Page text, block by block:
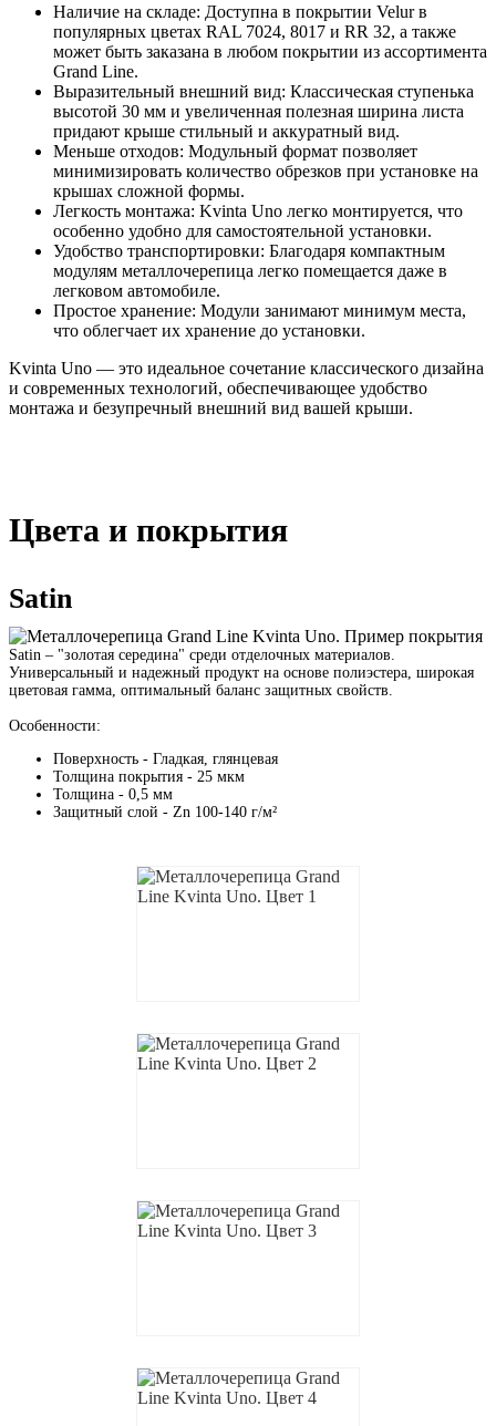
Наличие на складе: Доступна в покрытии Velur в
популярных цветах RAL 7024, 8017 и RR 32, а также
может быть заказана в любом покрытии из ассортимента
Grand Line.
Выразительный внешний вид: Классическая ступенька
высотой 30 мм и увеличенная полезная ширина листа
придают крыше стильный и аккуратный вид.
Меньше отходов: Модульный формат позволяет
минимизировать количество обрезков при установке на
крышах сложной формы.
Легкость монтажа: Kvinta Uno легко монтируется, что
особенно удобно для самостоятельной установки.
Удобство транспортировки: Благодаря компактным
модулям металлочерепица легко помещается даже в
легковом автомобиле.
Простое хранение: Модули занимают минимум места,
что облегчает их хранение до установки.
Kvinta Uno — это идеальное сочетание классического дизайна
и современных технологий, обеспечивающее удобство
монтажа и безупречный внешний вид вашей крыши.
Цвета и покрытия
Satin
Satin – "золотая середина" среди отделочных материалов.
Универсальный и надежный продукт на основе полиэстера, широкая
цветовая гамма, оптимальный баланс защитных свойств.
Особенности:
Поверхность - Гладкая, глянцевая
Толщина покрытия - 25 мкм
Толщина - 0,5 мм
Защитный слой - Zn 100-140 г/м²